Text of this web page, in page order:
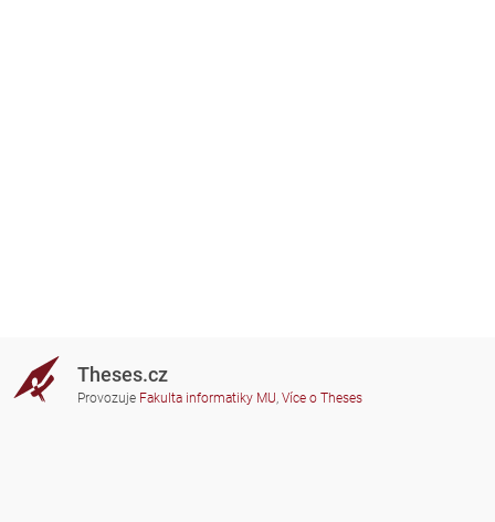
Theses.cz
Provozuje Fakulta informatiky MU, Více o Theses